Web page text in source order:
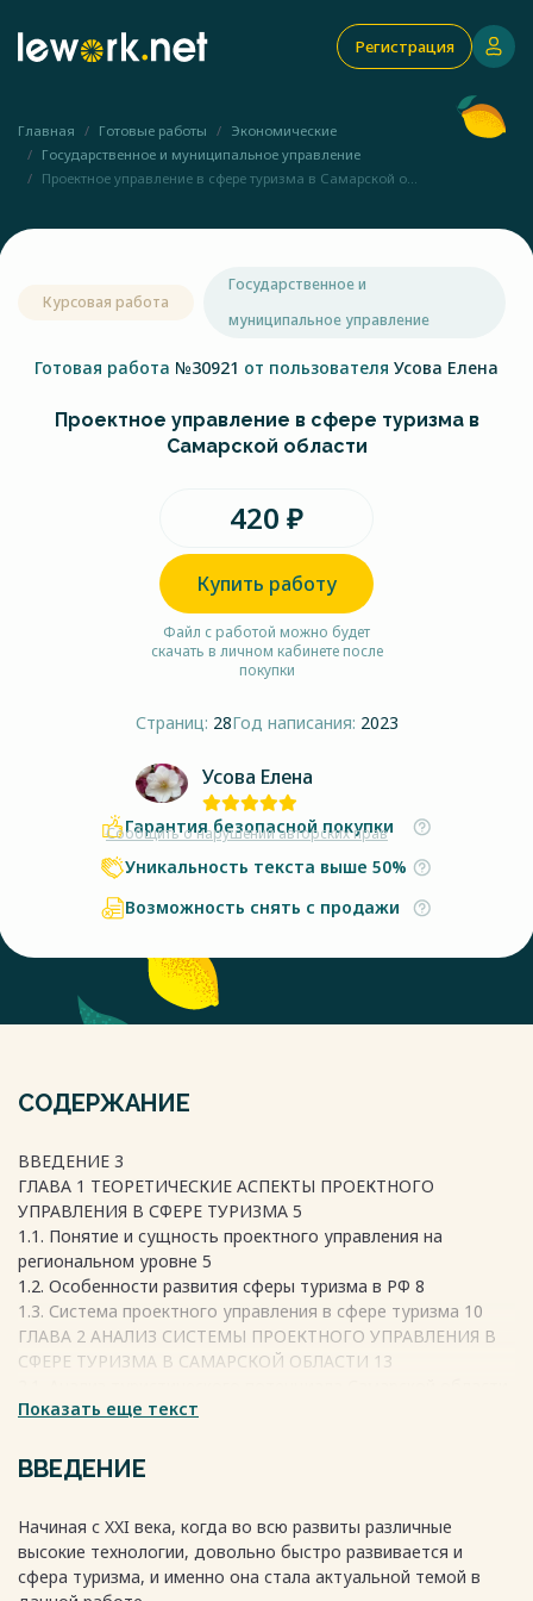
Регистрация
Главная Готовые работы
Экономические
Государственное и муниципальное управление
Проектное управление в сфере туризма в Самарской о...
Курсовая работа
Государственное и
муниципальное управление
Готовая работа №30921 от пользователя Усова Елена
Проектное управление в сфере туризма в
Самарской области
420 ₽
Купить работу
Файл с работой можно будет
скачать в личном кабинете после
покупки
Страниц: 28Год написания: 2023
Усова Елена
Сообщить о нарушении авторских прав
Гарантия безопасной покупки
Уникальность текста выше 50%
Возможность снять с продажи
СОДЕРЖАНИЕ
ВВЕДЕНИЕ 3
ГЛАВА 1 ТЕОРЕТИЧЕСКИЕ АСПЕКТЫ ПРОЕКТНОГО
УПРАВЛЕНИЯ В СФЕРЕ ТУРИЗМА 5
1.1. Понятие и сущность проектного управления на
региональном уровне 5
1.2. Особенности развития сферы туризма в РФ 8
1.3. Система проектного управления в сфере туризма 10
ГЛАВА 2 АНАЛИЗ СИСТЕМЫ ПРОЕКТНОГО УПРАВЛЕНИЯ В
СФЕРЕ ТУРИЗМА В САМАРСКОЙ ОБЛАСТИ 13
13
в Самарской области 20
2.3. Региональные особенности реализации проектов в
ГЛАВА 3 СОВЕРШЕНСТВОВАНИЕ СИСТЕМЫ ПРОЕКТНОГО
УПРАВЛЕНИЯ В СФЕРЕ ТУРИЗМА В САМАРСКОЙ ОБЛАСТИ
22
Показать еще текст
ВВЕДЕНИЕ
Начиная с XXI века, когда во всю развиты различные
высокие технологии, довольно быстро развивается и
сфера туризма, и именно она стала актуальной темой в